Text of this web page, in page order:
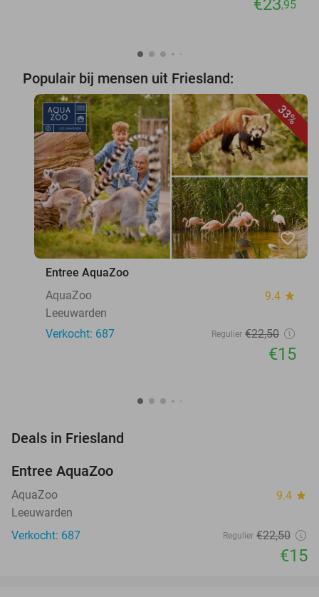
€23,95
Populair bij mensen uit Friesland:
33%
favorite_border
Entree AquaZoo
AquaZoo
9.4 star
Leeuwarden
Verkocht: 687
Regulier €22,50
€15
Deals in Friesland
Entree AquaZoo
AquaZoo 9.4 star
Leeuwarden
Verkocht: 687
Regulier €22,50
€15